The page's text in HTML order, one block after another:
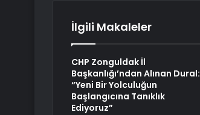
İlgili Makaleler
CHP Zonguldak İl
Başkanlığı’ndan Alınan Dural:
“Yeni Bir Yolculuğun
Başlangıcına Tanıklık
Ediyoruz”